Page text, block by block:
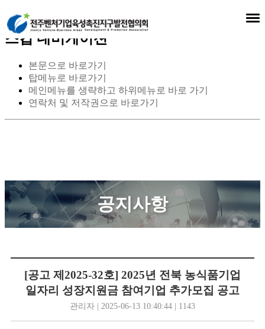
스킵 네비게이션
본문으로 바로가기
탑메뉴로 바로가기
메인메뉴를 생략하고 하위메뉴로 바로 가기
연락처 및 저작권으로 바로가기
공지사항
[공고 제2025-32호] 2025년 전북 농식품기업
일자리 성장지원금 참여기업 추가모집 공고
관리자 | 2025-06-13 10:40:44 | 1143